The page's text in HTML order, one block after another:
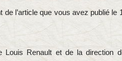
de l’article que vous avez publié le
Louis Renault et de la direction